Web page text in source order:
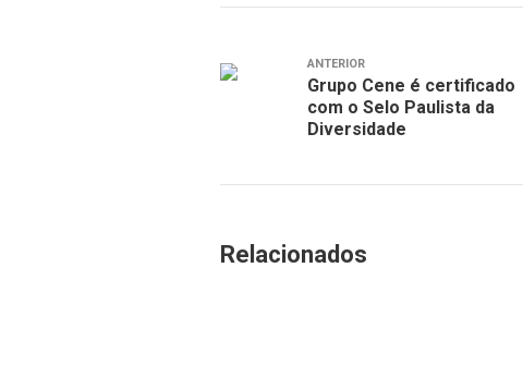
ANTERIOR
Grupo Cene é certificado
com o Selo Paulista da
Diversidade
Relacionados